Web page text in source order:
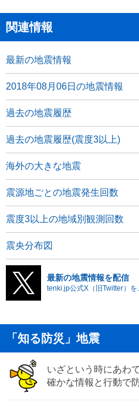
関連情報
最新の地震情報
2018年08月06日の地震情報
過去の地震履歴
過去の地震履歴(震度3以上)
海外の大きな地震
震源地ごとの地震発生回数
震度3以上の地域別観測回数
震央分布図
最新の地震情報を配信
tenki.jp公式X（旧Twitter）を
「知る防災」地震
いざという時にあわ
確かな情報と行動で